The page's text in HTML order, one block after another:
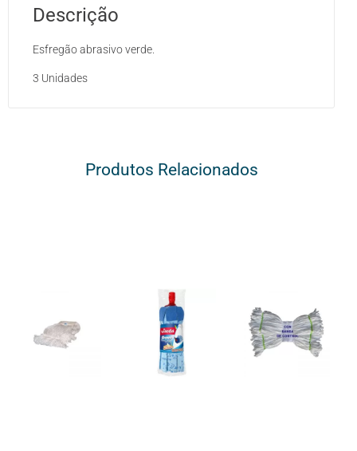
Descrição
Esfregão abrasivo verde.
3 Unidades
Produtos Relacionados